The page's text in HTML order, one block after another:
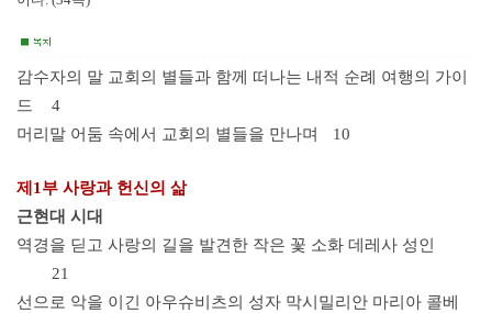
감수자의 말 교회의 별들과 함께 떠나는 내적 순례 여행의 가이
드
4
머리말 어둠 속에서 교회의 별들을 만나며
10
제1부 사랑과 헌신의 삶
근현대 시대
역경을 딛고 사랑의 길을 발견한 작은 꽃 소화 데레사 성인
21
선으로 악을 이긴 아우슈비츠의 성자 막시밀리안 마리아 콜베